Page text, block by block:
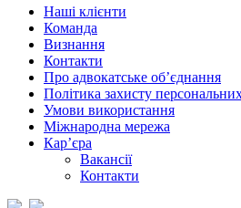
Наші клієнти
Команда
Визнання
Контакти
Про адвокатське об’єднання
Політика захисту
Умови використання
Міжнародна мережа
Кар’єра
Вакансії
Контакти